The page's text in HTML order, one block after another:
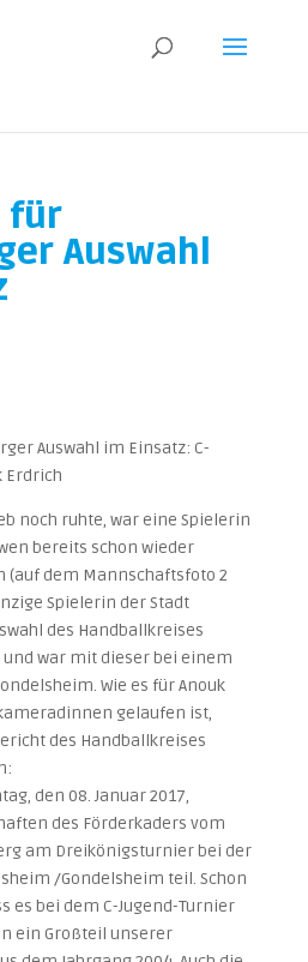
für
Auswahl
Auswahl im Einsatz: C-
Erdrich
noch ruhte, war eine Spielerin
bereits schon wieder
(auf dem Mannschaftsfoto 2
Spielerin der Stadt
des Handballkreises
war mit dieser bei einem
Wie es für Anouk
gelaufen ist,
des Handballkreises
den 08. Januar 2017,
des Förderkaders vom
am Dreikönigsturnier bei der
/Gondelsheim teil. Schon
es bei dem C-Jugend-Turnier
ein Großteil unserer